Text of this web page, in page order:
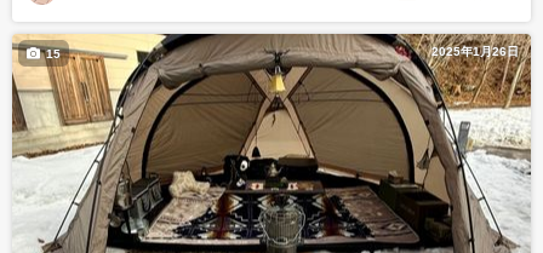
2025年1月26日
15